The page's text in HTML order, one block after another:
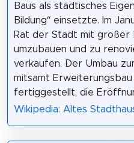
Baus als städtisches
Bildung“ einsetzte. Im
Rat der Stadt mit großer
umzubauen und zu
verkaufen. Der Umbau
mitsamt
fertiggestellt, die
Wikipedia: Altes